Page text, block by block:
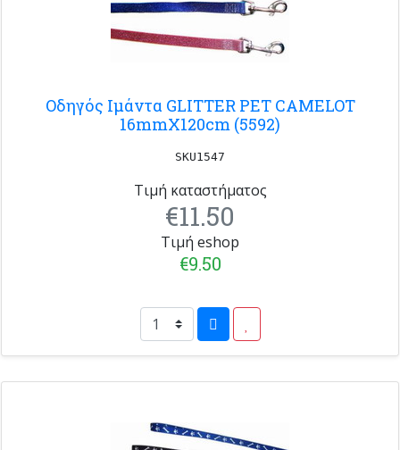
Οδηγός Ιμάντα GLITTER PET CAMELOT
16mmX120cm (5592)
SKU1547
Τιμή καταστήματος
€11.50
Τιμή eshop
€9.50